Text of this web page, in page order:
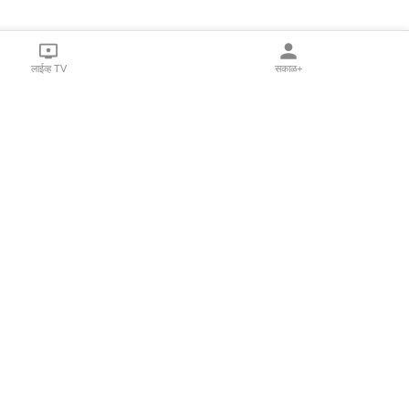
लाईव्ह TV सकाळ+